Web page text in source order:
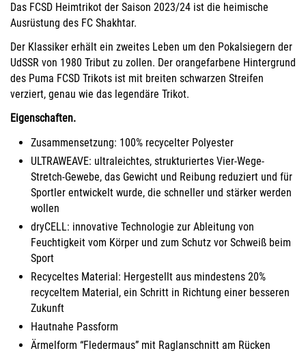
Das FCSD Heimtrikot der Saison 2023/24 ist die heimische
Ausrüstung des FC Shakhtar.
Der Klassiker erhält ein zweites Leben um den Pokalsiegern der
UdSSR von 1980 Tribut zu zollen. Der orangefarbene Hintergrund
des Puma FCSD Trikots ist mit breiten schwarzen Streifen
verziert, genau wie das legendäre Trikot.
Eigenschaften.
Zusammensetzung: 100% recycelter Polyester
ULTRAWEAVE: ultraleichtes, strukturiertes Vier-Wege-
Stretch-Gewebe, das Gewicht und Reibung reduziert und für
Sportler entwickelt wurde, die schneller und stärker werden
wollen
dryCELL: innovative Technologie zur Ableitung von
Feuchtigkeit vom Körper und zum Schutz vor Schweiß beim
Sport
Recyceltes Material: Hergestellt aus mindestens 20%
recyceltem Material, ein Schritt in Richtung einer besseren
Zukunft
Hautnahe Passform
Ärmelform “Fledermaus” mit Raglanschnitt am Rücken